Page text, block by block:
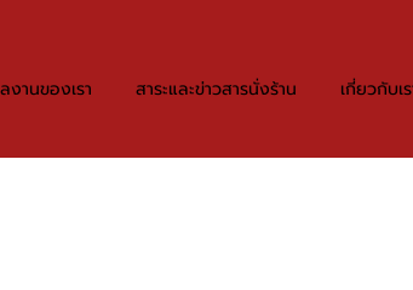
งานของเรา สาระและข่าวสารนั่งร้าน เกี่ยวกับเ